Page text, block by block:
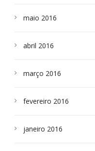
maio 2016
abril 2016
março 2016
fevereiro 2016
janeiro 2016